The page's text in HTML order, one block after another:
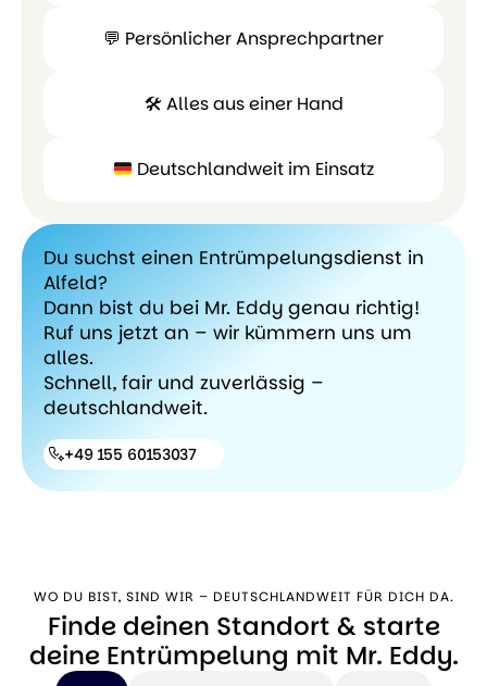
Entsorgung
💬 Persönlicher Ansprechpartner
🛠 Alles aus einer Hand
Alles
einer
Hand
Deutschlandweit im Einsatz
Du suchst einen Entrümpelungsdienst in
Alfeld?
Dann bist du bei Mr. Eddy genau richtig!
Ruf uns jetzt an – wir kümmern uns um
alles.
Schnell, fair und zuverlässig –
deutschlandweit.
+49 155 60153037
WO DU BIST, SIND WIR – DEUTSCHLANDWEIT FÜR DICH DA.
Finde deinen Standort & starte
deine Entrümpelung mit Mr. Eddy.